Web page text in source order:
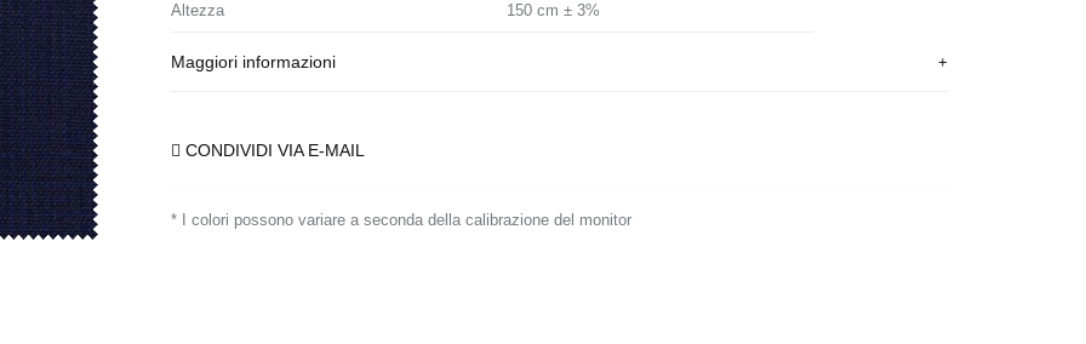
Altezza 150 cm ± 3%
Maggiori informazioni
CONDIVIDI VIA E-MAIL
* I colori possono variare a seconda della calibrazione del monitor